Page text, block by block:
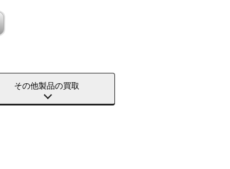
その他製品の買取